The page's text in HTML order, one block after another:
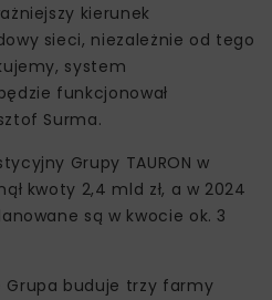
kierunek
sieci, niezależnie od tego
system
funkcjonował
Surma.
Grupy TAURON w
kwoty 2,4 mld zł, a w 2024
są w kwocie ok. 3
Grupa buduje trzy farmy